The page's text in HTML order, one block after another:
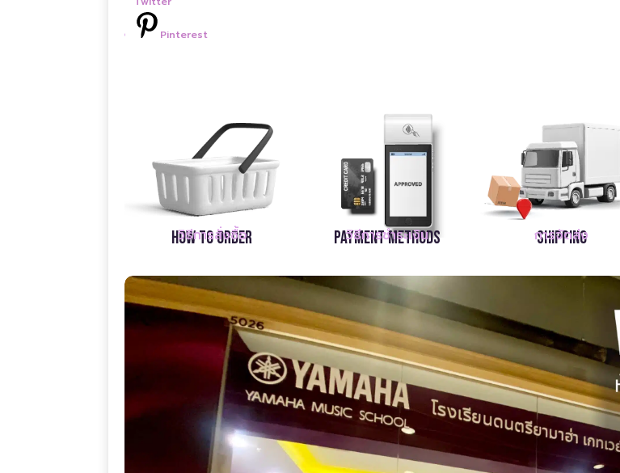
Pinterest
How to Order
วิธีการสั่งซื้อ Payment Methods
วิธีการชำระเงิน Shipping
การจัดส่ง